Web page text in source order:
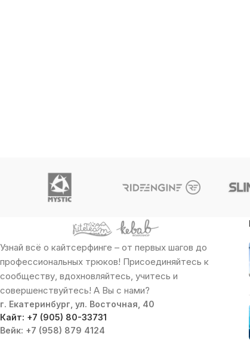
Узнай всё о кайтсерфинге – от первых шагов до
профессиональных трюков! Присоединяйтесь к
сообществу, вдохновляйтесь, учитесь и
совершенствуйтесь! А Вы с нами?
г. Екатеринбург, ул. Восточная, 40
Кайт: +7 (905) 80-33731
Вейк: +7 (958) 879 4124